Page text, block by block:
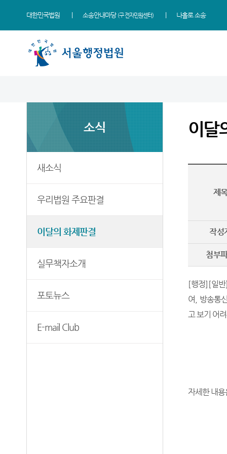
대한민국법원 소송안내마당 (구 전자민원센터) 나홀로 소송
조직 및 전화번호
청사배치
보안검색
우리법원 주요판결
이달의 화제판결
E-mail Club
법률상담안내
자주묻는질문
재판기록열람복사예약
판결서사본 제공신청
판결서 인터넷열람
부조리 신고센터
법원견학
소식
새소식
우리법원 주요판결
이달의 화제판결
실무책자소개
포토뉴스
E-mail Club
이달
제
작성
첨부
[행정] [일반]
여
방송통
고 보기 어
자세한 내